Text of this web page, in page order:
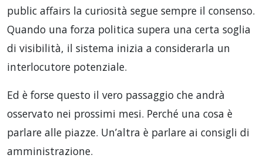
public affairs la curiosità segue sempre il consenso.
Quando una forza politica supera una certa soglia
di visibilità, il sistema inizia a considerarla un
interlocutore potenziale.
Ed è forse questo il vero passaggio che andrà
osservato nei prossimi mesi. Perché una cosa è
parlare alle piazze. Un’altra è parlare ai consigli di
amministrazione.